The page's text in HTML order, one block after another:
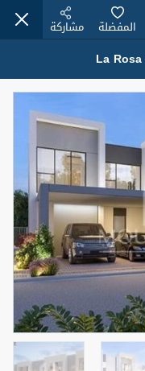
المنطقة (متر
مربع)
75.43
حالة
جاهز
الوسيط
أتصل الأن
La
المفضلة مشاركة